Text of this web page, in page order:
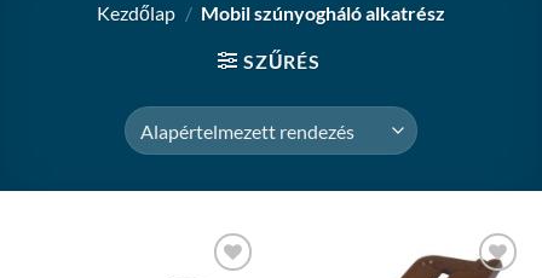
Kezdőlap / Mobil szúnyogháló alkatrész
SZŰRÉS